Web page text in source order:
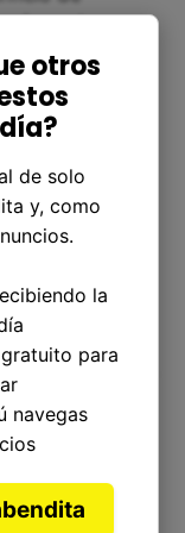
en la
la
y nuestros
del
otros
de solo
y, como
la
para
navegas